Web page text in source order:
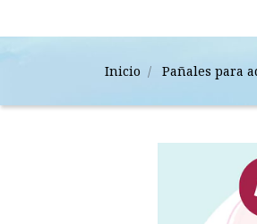
Inicio Pañales para